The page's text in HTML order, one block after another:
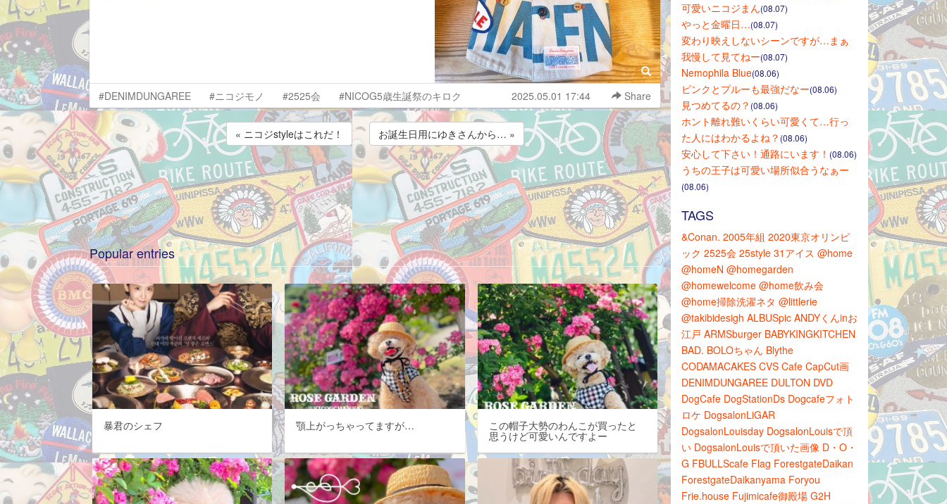
#DENIMDUNGAREE #ニコジモノ #2525会 #NICOG5歳生誕祭のキロク 2025.05.01 17:44 Share
« ニコジstyleはこれだ！ お誕生日用にゆきさんから… »
Popular entries
暴君のシェフ 顎上がっちゃってますが… この帽子大勢のわんこが買ったと
思うけど可愛いんですよー
可愛いニコジまん(08.07)
やっと金曜日…(08.07)
変わり映えしないシーンですが…まぁ
我慢して見てねー(08.07)
Nemophila Blue(08.06)
ピンクとプルーも最強だなー(08.06)
見つめてるの？ (08.06)
ホント離れ難いくらい可愛くて…行っ
た人にはわかるよね？ (08.06)
安心して下さい！通路にいます！ (08.06)
うちの王子は可愛い場所似合うなぁー
(08.06)
TAGS
&Conan. 2005年組 2020東京オリンピ
ック 2525会 25style 31アイス @home
@homeN @homegarden
@homewelcome @home飲み会
@home掃除洗濯ネタ @littlerie
@takibidesigh ALBUSpic ANDYくんinお
江戸 ARMSburger BABYKINGKITCHEN
BAD. BOLOちゃん Blythe
CODAMACAKES CVS Cafe CapCut画
DENIMDUNGAREE DULTON DVD
DogCafe DogStationDs Dogcafeフォト
ロケ DogsalonLiGAR
DogsalonLouisday DogsalonLouisで頂
い DogsalonLouisで頂いた画像 D・O・
G FBULLScafe Flag ForestgateDaikan
ForestgateDaikanyama Foryou
Frie.house Fujimicafe御殿場 G2H